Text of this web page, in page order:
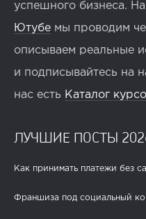
успешного бизнеса. На
Ютубе мы проводим
описываем реальные
и подписывайтесь на
нас есть Каталог
ЛУЧШИЕ ПОСТЫ
Как принимать платежи без
Франшиза под социальный